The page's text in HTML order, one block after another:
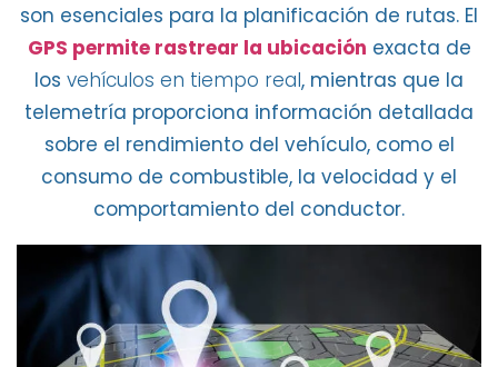
son esenciales para la planificación de rutas. El
GPS permite rastrear la ubicación exacta de
los vehículos en tiempo real, mientras que la
telemetría proporciona información detallada
sobre el rendimiento del vehículo, como el
consumo de combustible, la velocidad y el
comportamiento del conductor.